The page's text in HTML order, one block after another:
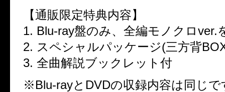
【通販限定特典内容】
1. Blu-ray盤のみ、全編モノクロver.
2. スペシャルパッケージ(三方背
3. 全曲解説ブックレット付
※Blu-rayとDVDの収録内容は同じで